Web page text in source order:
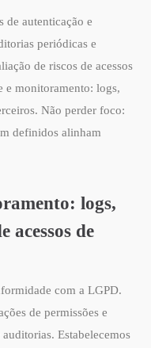
de autenticação e
periódicas e
de riscos de acessos
e monitoramento: logs,
Não perder foco:
definidos alinham
logs,
acessos de
com a LGPD.
de permissões e
Estabelecemos